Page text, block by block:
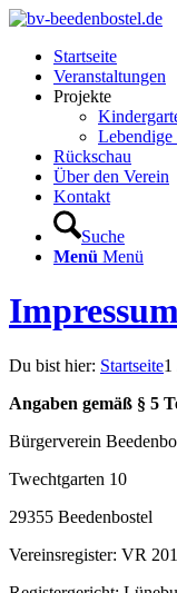
Startseite
Veranstaltungen
Projekte
Rückschau
Über den Verein
Kontakt
Suche
Menü Menü
Du bist hier: Startseite1
Angaben gemäß § 5
Bürgerverein
Twechtgarten 10
29355 Beedenbostel
Vereinsregister: VR